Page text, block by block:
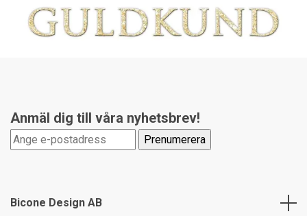
Anmäl dig till våra nyhetsbrev!
Bicone Design AB